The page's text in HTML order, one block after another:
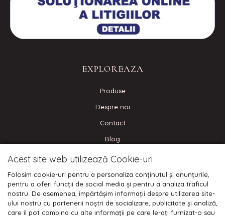
EXPLOREAZA
Produse
Despre noi
Contact
Blog
CONECTEAZA-TE
Acest site web utilizează Cookie-uri
Folosim cookie-uri pentru a personaliza conținutul și anunțurile,
pentru a oferi funcții de social media și pentru a analiza traficul
nostru. De asemenea, împărtășim informații despre utilizarea site-
ului nostru cu partenerii noștri de socializare, publicitate și analiză,
care îl pot combina cu alte informații pe care le-ați furnizat-o sau